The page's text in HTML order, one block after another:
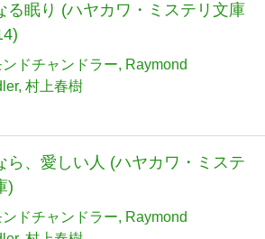
る眠り (ハヤカワ・ミステリ文庫
ンドチャンドラー
Raymond
村上春樹
ら、愛しい人 (ハヤカワ・ミステ
)
ンドチャンドラー
Raymond